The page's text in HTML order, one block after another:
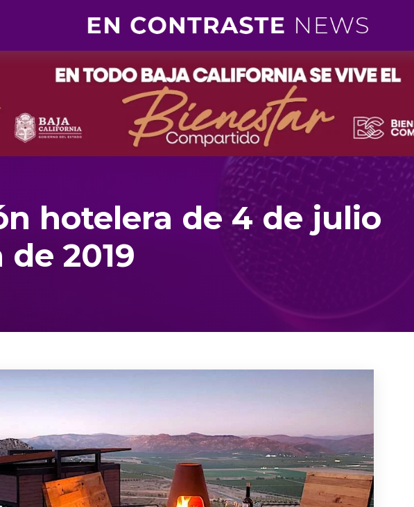
hotelera de 4 de julio
2019